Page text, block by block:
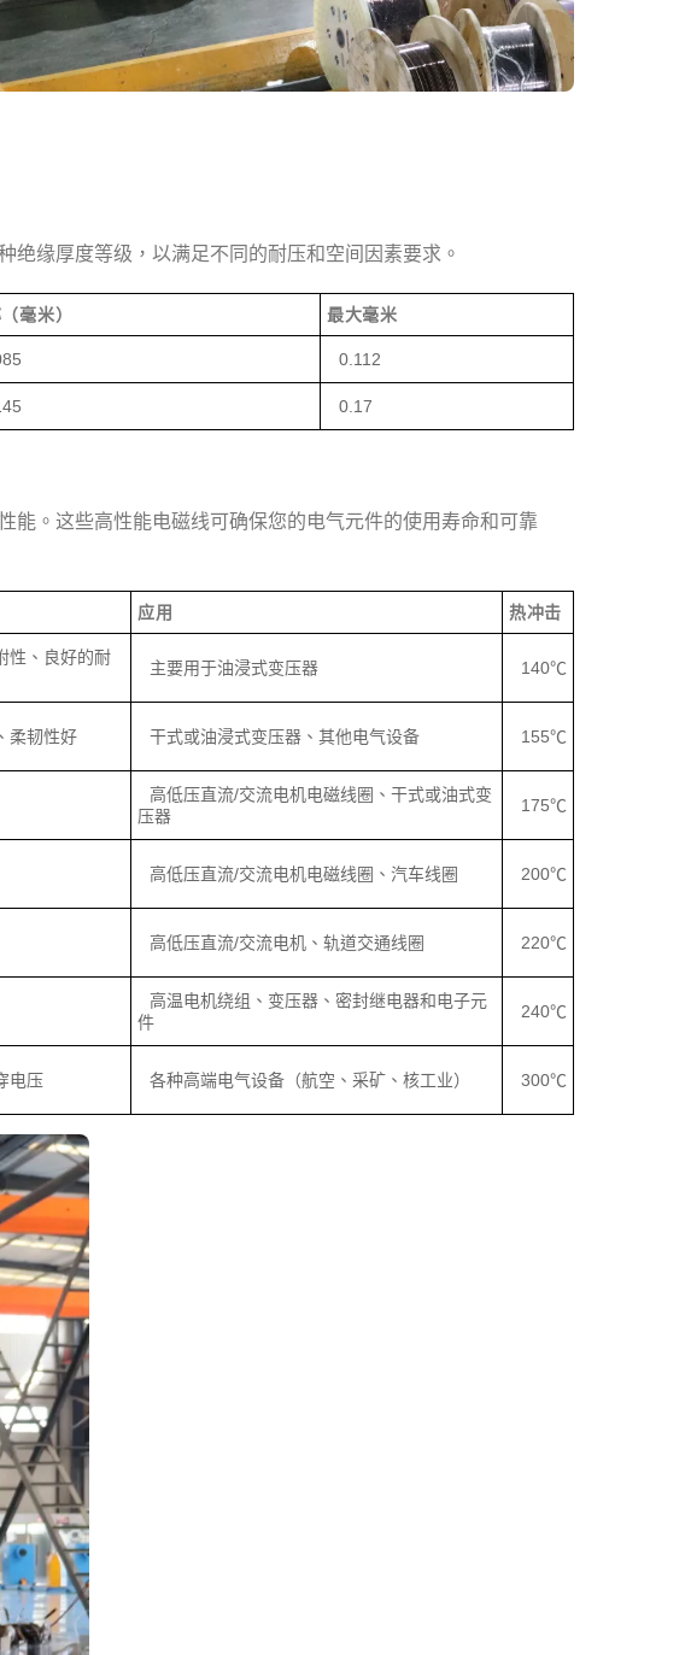
缘厚度等级，以满足不同的耐压和空间因素要求。
毫米） 最大毫米
0.112
0.17
。这些高性能电磁线可确保您的电气元件的使用寿命和可靠
应用 热冲击
性、良好的耐
主要用于油浸式变压器 140℃
柔韧性好 干式或油浸式变压器、其他电气设备 155℃
高低压直流/交流电机电磁线圈、干式或油式变
压器
175℃
高低压直流/交流电机电磁线圈、汽车线圈 200℃
高低压直流/交流电机、轨道交通线圈 220℃
高温电机绕组、变压器、密封继电器和电子元
件
240℃
电压 各种高端电气设备（航空、采矿、核工业） 300℃